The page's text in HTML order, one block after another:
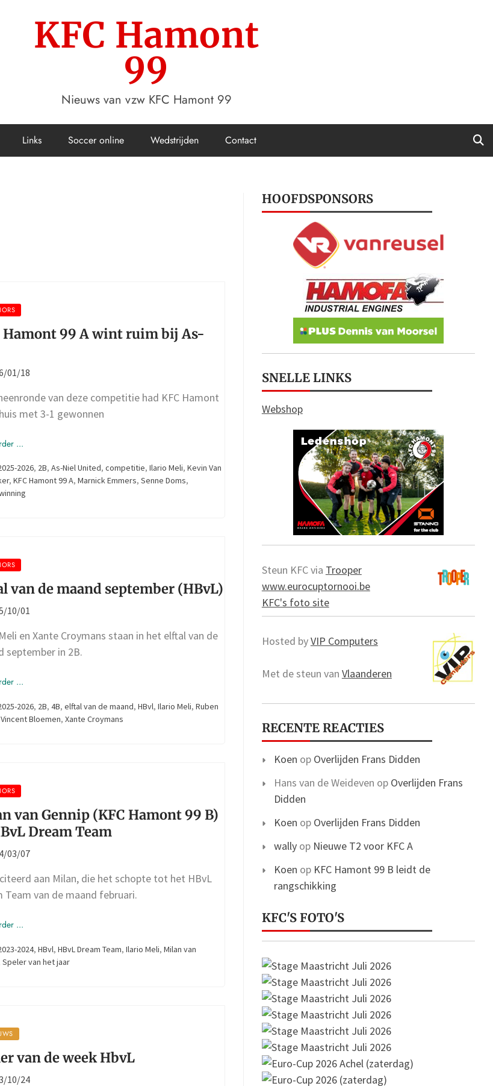
KFC Hamont
99
Nieuws van vzw KFC Hamont 99
Links Soccer online Wedstrijden Contact
Hamont 99 A wint ruim bij As-
01/18
van deze competitie had KFC Hamont
met 3-1 gewonnen
...
2026, 2B,As-Niel United,competitie,Ilario Meli,Kevin Van
,KFC Hamont 99 A,Marnick Emmers,Senne Doms,
van de maand september (HBvL)
10/01
en Xante Croymans staan in het elftal van de
september in 2B.
...
2026, 2B,4B,elftal van de maand,HBvl,Ilario Meli,Ruben
Vincent Bloemen,Xante Croymans
van Gennip (KFC Hamont 99 B)
Dream Team
03/07
aan Milan, die het schopte tot het HBvL
Team van de maand februari.
...
2024,HBvl,HBvL Dream Team,Ilario Meli,Milan van
Speler van het jaar
van de week HbvL
10/24
HOOFDSPONSORS
SNELLE LINKS
Webshop
Steun KFC via Trooper
www.eurocuptornooi.be
KFC's foto site
Hosted byVIP Computers
Met de steun van Vlaanderen
RECENTE REACTIES
Koen op Overlijden Frans Didden
Hans van de Weideven op Overlijden Frans
Didden
Koen op Overlijden Frans Didden
wallyop Nieuwe T2 voor KFC A
Koen op KFC Hamont 99 B leidt de
rangschikking
KFC'S FOTO'S